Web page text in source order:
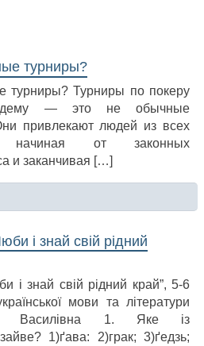
турниры?
турниры? Турниры по покеру
— это не обычные
привлекают людей из всех
начиная от законных
и заканчивая […]
і знай свій рідний
і знай свій рідний край”, 5-6
мови та літератури
Василівна 1. Яке із
1)ґава: 2)грак; 3)ґедзь;